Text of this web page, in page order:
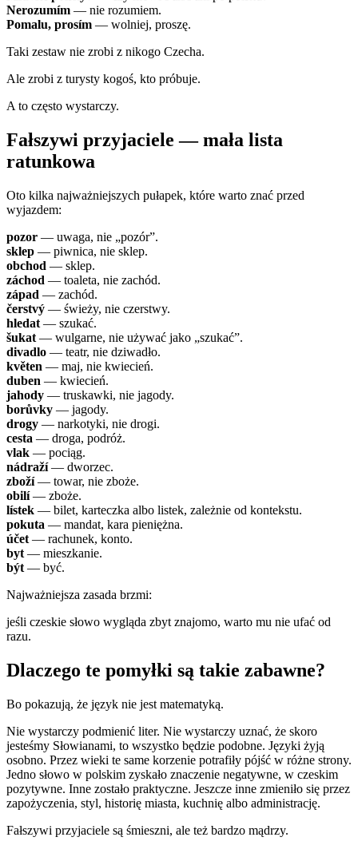
Nerozumím — nie rozumiem.
Pomalu, prosím — wolniej, proszę.
Taki zestaw nie zrobi z nikogo Czecha.
Ale zrobi z turysty kogoś, kto próbuje.
A to często wystarczy.
Fałszywi przyjaciele — mała lista
ratunkowa
Oto kilka najważniejszych pułapek, które warto znać przed
wyjazdem:
pozor — uwaga, nie „pozór”.
sklep — piwnica, nie sklep.
obchod — sklep.
záchod — toaleta, nie zachód.
západ — zachód.
čerstvý — świeży, nie czerstwy.
hledat — szukać.
šukat — wulgarne, nie używać jako „szukać”.
divadlo — teatr, nie dziwadło.
květen — maj, nie kwiecień.
duben — kwiecień.
jahody — truskawki, nie jagody.
borůvky — jagody.
drogy — narkotyki, nie drogi.
cesta — droga, podróż.
vlak — pociąg.
nádraží— dworzec.
zboží— towar, nie zboże.
obilí— zboże.
lístek — bilet, karteczka albo listek, zależnie od kontekstu.
pokuta — mandat, kara pieniężna.
účet — rachunek, konto.
byt — mieszkanie.
být — być.
Najważniejsza zasada brzmi:
jeśli czeskie słowo wygląda zbyt znajomo, warto mu nie ufać od
razu.
Dlaczego te pomyłki są takie zabawne?
Bo pokazują, że język nie jest matematyką.
Nie wystarczy podmienić liter. Nie wystarczy uznać, że skoro
jesteśmy Słowianami, to wszystko będzie podobne. Języki żyją
osobno. Przez wieki te same korzenie potrafiły pójść w różne strony.
Jedno słowo w polskim zyskało znaczenie negatywne, w czeskim
pozytywne. Inne zostało praktyczne. Jeszcze inne zmieniło się przez
zapożyczenia, styl, historię miasta, kuchnię albo administrację.
Fałszywi przyjaciele są śmieszni, ale też bardzo mądrzy.